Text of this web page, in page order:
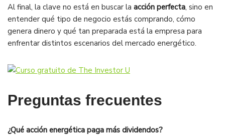
Al final, la clave no está en buscar la acción perfecta, sino en
entender qué tipo de negocio estás comprando, cómo
genera dinero y qué tan preparada está la empresa para
enfrentar distintos escenarios del mercado energético.
Preguntas frecuentes
¿Qué acción energética paga más dividendos?